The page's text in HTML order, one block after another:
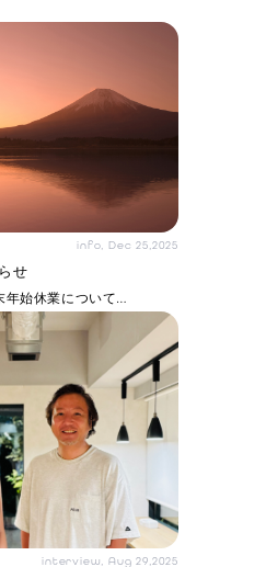
info, Dec 25,2025
せ
年始休業について…
interview, Aug 29,2025